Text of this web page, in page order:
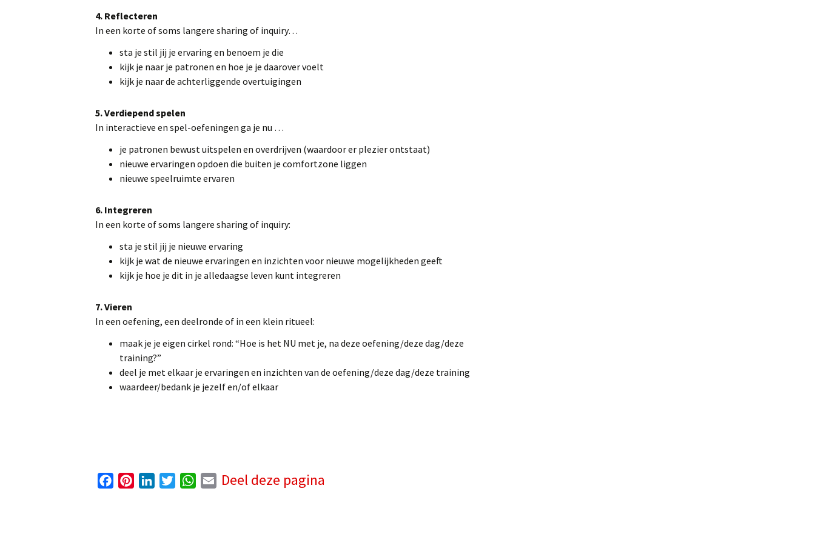
4. Reflecteren
In een korte of soms langere sharing of inquiry…
sta je stil jij je ervaring en benoem je die
kijk je naar je patronen en hoe je je daarover voelt
kijk je naar de achterliggende overtuigingen
5. Verdiepend spelen
In interactieve en spel-oefeningen ga je nu …
je patronen bewust uitspelen en overdrijven (waardoor er plezier ontstaat)
nieuwe ervaringen opdoen die buiten je comfortzone liggen
nieuwe speelruimte ervaren
6. Integreren
In een korte of soms langere sharing of inquiry:
sta je stil jij je nieuwe ervaring
kijk je wat de nieuwe ervaringen en inzichten voor nieuwe mogelijkheden geeft
kijk je hoe je dit in je alledaagse leven kunt integreren
7. Vieren
In een oefening, een deelronde of in een klein ritueel:
maak je je eigen cirkel rond: “Hoe is het NU met je, na deze oefening/deze dag/deze
training?”
deel je met elkaar je ervaringen en inzichten van de oefening/deze dag/deze training
waardeer/bedank je jezelf en/of elkaar
W
Deel deze pagina